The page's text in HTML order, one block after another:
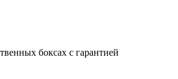
боксах с гарантией